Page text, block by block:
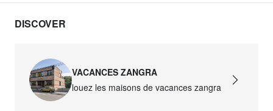
DISCOVER
VACANCES ZANGRA
louez les maisons de vacances zangra